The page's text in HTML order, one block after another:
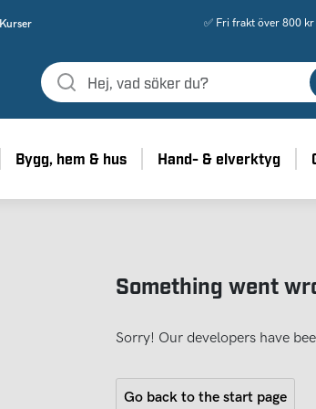
Kurser ✅ Fri frakt över 800
Bygg, hem & hus Hand- & elverktyg
Something went
Sorry! Our developers have
Go back to the start page